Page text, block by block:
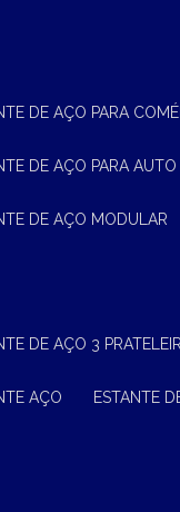
DE AÇO PARA
DE AÇO PARA
DE AÇO MODULAR
DE AÇO 3
AÇO ESTANTE